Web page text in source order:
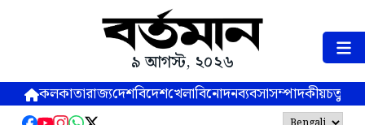
৯ আগস্ট, ২০২৬
কলকাতারাজ্যদেশবিদেশখেলাবিনোদনব্যবসাসম্পাদকীয়